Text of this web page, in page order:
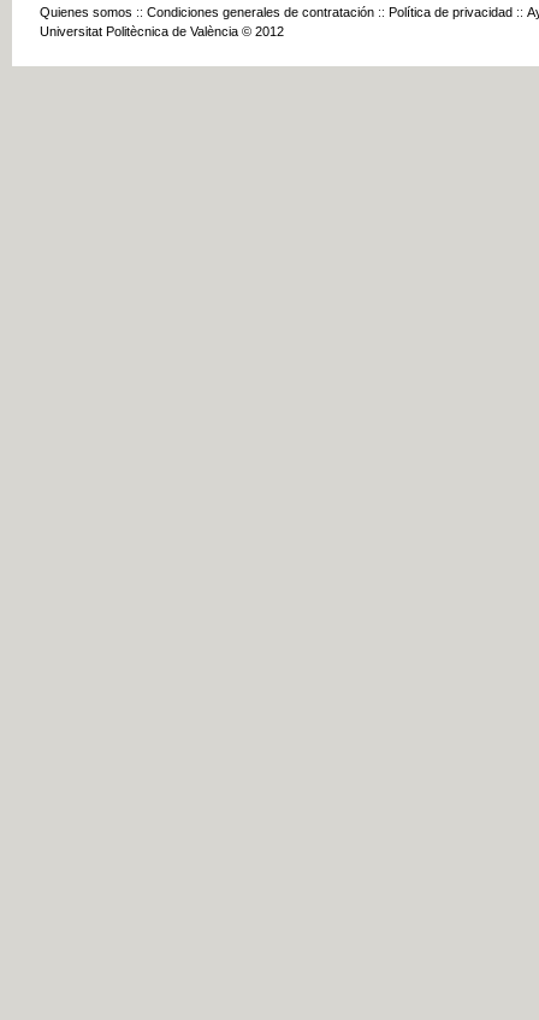
Quienes somos :: Condiciones generales de contratación :: Política de privacidad ::
Universitat Politècnica de València © 2012